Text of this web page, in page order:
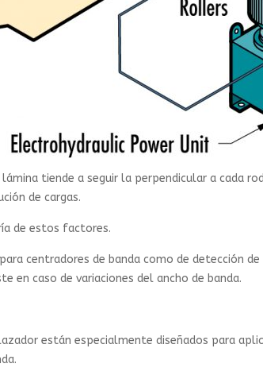
lámina tiende a seguir la perpendicular a
de cargas.
de estos factores.
centradores de banda como de detección
en caso de variaciones del ancho de banda.
están especialmente diseñados para